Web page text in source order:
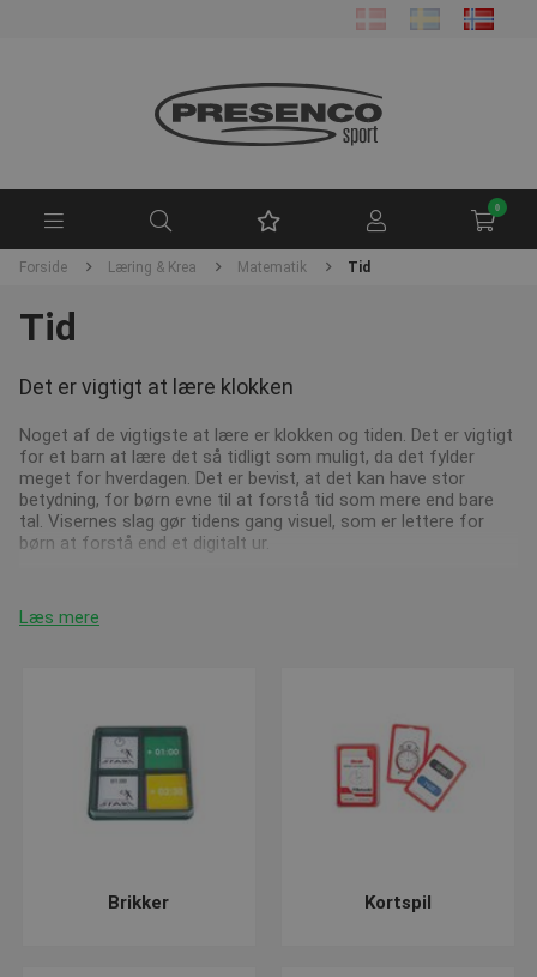
0
Forside Læring & Krea Matematik Tid
Tid
Det er vigtigt at lære klokken
Noget af de vigtigste at lære er klokken og tiden. Det er vigtigt
for et barn at lære det så tidligt som muligt, da det fylder
meget for hverdagen. Det er bevist, at det kan have stor
betydning, for børn evne til at forstå tid som mere end bare
tal. Visernes slag gør tidens gang visuel, som er lettere for
børn at forstå end et digitalt ur.
uret, og derefter kontrollere det med digital tid i kontrol arket.
Det er en god måde at lære måde tiden digitalt og analogt.
For at give dit barn en fornemmelse af tid, er vores5 timeglas
er perfekt mulighed. Her kan dit barn fornemme tiden på 30
Læs mere
Brikker Kortspil